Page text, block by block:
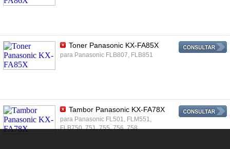
Toner Panasonic KX-FA85X
para Panasonic FLB807, FLB851
Tambor Panasonic KX-FA78X
para Panasonic FL501, FLM551,
FLB750, 751, 755, 756, 758